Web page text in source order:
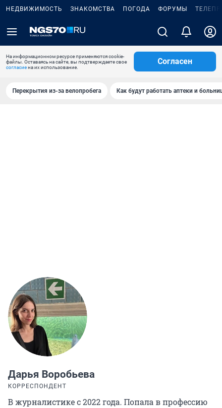
НЕДВИЖИМОСТЬ ЗНАКОМСТВА ПОГОДА ФОРУМЫ
На информационном ресурсе применяются cookie-
файлы. Оставаясь на сайте, вы подтверждаете свое
согласиена их использование.
Согласен
Перекрытия из-за велопробега Как будут работать аптеки и
Дарья Воробьева
КОРРЕСПОНДЕНТ
В журналистике с 2022 года. Попала в профессию